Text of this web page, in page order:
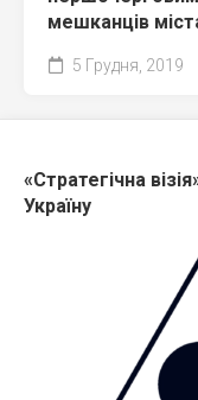
мешканців
5 Грудня, 2019
«Стратегічна
Україну